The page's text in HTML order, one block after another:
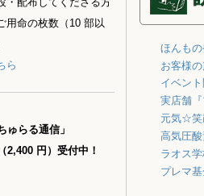
用命の枚数（10 部以
ら
ゅらる通信」
2,400 円）受付中！
ほんも
お客様
イベン
実店舗『
元気☆笑
高気圧
ラオス
プレマ基